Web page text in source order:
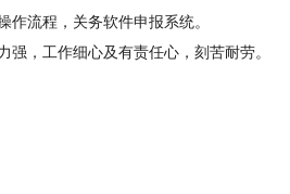
作流程，关务软件申报系统。
，工作细心及有责任心，刻苦耐劳。